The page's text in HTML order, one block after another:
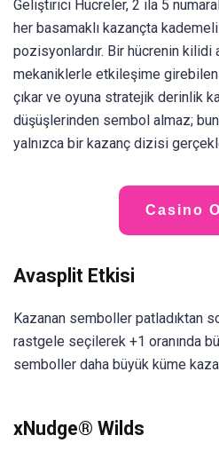
Geliştirici Hücreler, 2 ila 5
her basamaklı kazançta
pozisyonlardır. Bir hücrenin kilidi
mekaniklerle etkileşime
çıkar ve oyuna stratejik derinlik
düşüşlerinden sembol almaz;
yalnızca bir kazanç dizisi
Casino
Avasplit Etkisi
Kazanan semboller patladıktan
rastgele seçilerek +1 oranında
semboller daha büyük küme
xNudge® Wilds